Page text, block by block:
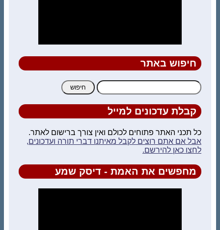
חיפוש באתר
חיפוש:
קבלת עדכונים למייל
כל תכני האתר פתוחים לכולם ואין צורך ברישום לאתר.
אבל אם אתם רוצים לקבל מאיתנו דברי תורה ועדכונים,
לחצו כאן להירשם.
מחפשים את האמת - דיסק שמע